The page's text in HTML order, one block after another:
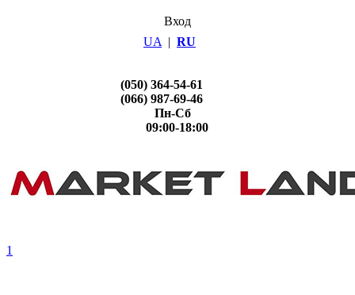
Вход
UA | RU
(050) 364-54-61
(066) 987-69-46
Пн-Сб
09:00-18:00
1